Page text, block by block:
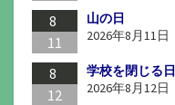
8
11
山の日
2026年8月11日
8
12
学校を閉じる日
2026年8月12日